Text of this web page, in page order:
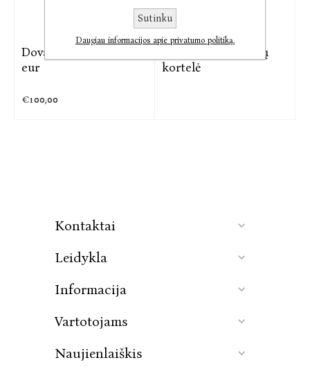
Dovanų kortelė 100
eur
€100,00
Elektroninė dovanų
kortelė
Kontaktai
Leidykla
Informacija
Vartotojams
Naujienlaiškis
Sutinku
Daugiau informacijos apie privatumo politiką.